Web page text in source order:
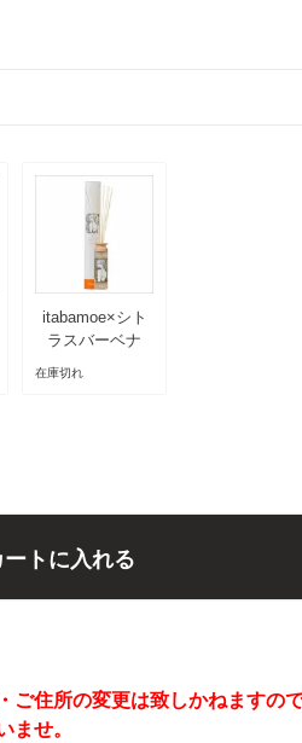
itabamoe×シト
ラスバーベナ
在庫切れ
ートに入れる
住所の変更は致しかねますので
ませ。